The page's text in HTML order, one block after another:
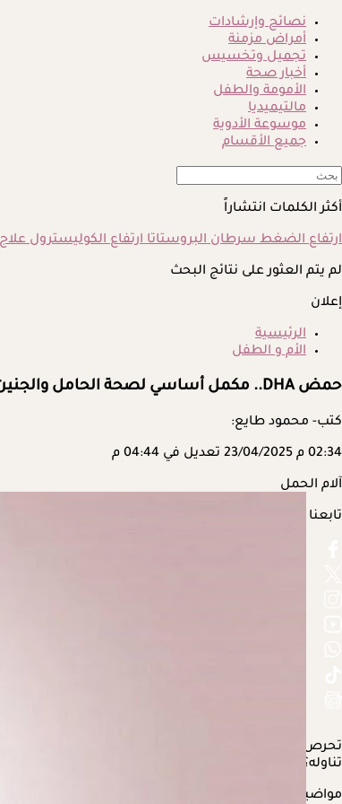
نصائح وإرشادات
أمراض مزمنة
تجميل وتخسيس
أخبار صحة
الأمومة والطفل
مالتيميديا
موسوعة الأدوية
جميع الأقسام
أكثر الكلمات انتشاراً
ارتفاع الضغطسرطان البروستاتاارتفاع الكوليسترول
لم يتم العثور على نتائج البحث
إعلان
الرئيسية
الأم و الطفل
حمض DHA.. مكمل أساسي لصحة الحامل والجنين
كتب- محمود طايع:
02:34 م 23/04/2025 تعديل في 04:44 م
آلام الحمل
تابعنا على
تحرص السيدات خلال فترات
تناوله؟
مواضيع ذات صلة